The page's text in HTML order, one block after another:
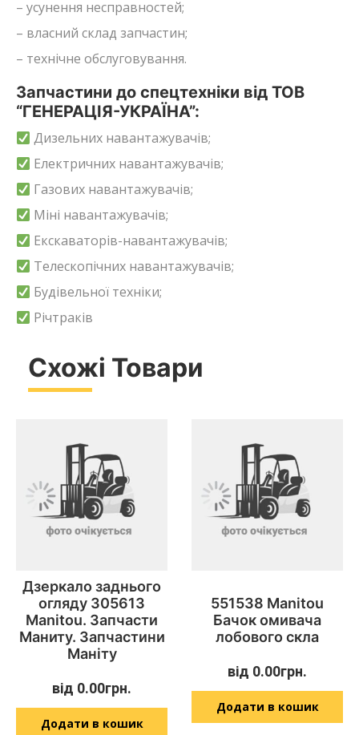
– усунення несправностей;
– власний склад запчастин;
– технічне обслуговування.
Запчастини до спецтехніки від ТОВ
“ГЕНЕРАЦІЯ-УКРАЇНА”:
Дизельних навантажувачів;
Електричних навантажувачів;
Газових навантажувачів;
Міні навантажувачів;
Екскаваторів-навантажувачів;
Телескопічних навантажувачів;
Будівельної техніки;
Річтраків
Схожі Товари
Дзеркало заднього
огляду 305613
Manitou. Запчасти
Маниту. Запчастини
Маніту
від 0.00грн.
Додати в кошик
551538 Manitou
Бачок омивача
лобового скла
від 0.00грн.
Додати в кошик